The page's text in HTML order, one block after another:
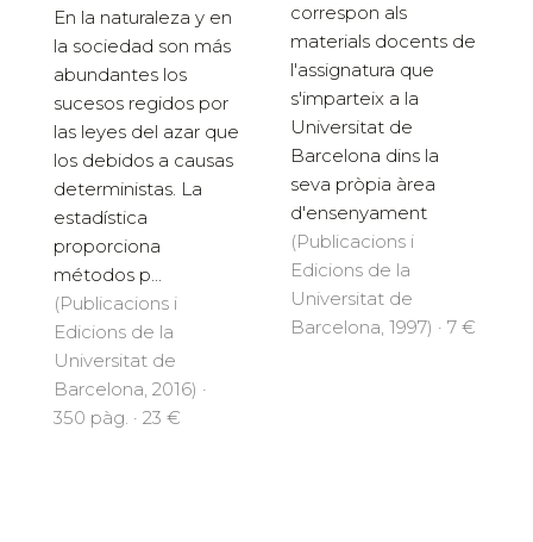
En la naturaleza y en
la sociedad son más
abundantes los
sucesos regidos por
las leyes del azar que
los debidos a causas
deterministas. La
estadística
proporciona
métodos p...
(Publicacions i
Edicions de la
Universitat de
Barcelona, 2016) ·
350 pàg. · 23 €
correspon als
materials docents de
l'assignatura que
s'imparteix a la
Universitat de
Barcelona dins la
seva pròpia àrea
d'ensenyament
(Publicacions i
Edicions de la
Universitat de
Barcelona, 1997) · 7 €